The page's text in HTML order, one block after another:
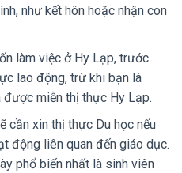
như kết hôn hoặc nhận con
làm việc ở Hy Lạp, trước
lao động, trừ khi bạn là
miễn thị thực Hy Lạp.
cần xin thị thực Du học nếu
động liên quan đến giáo dục.
phổ biến nhất là sinh viên